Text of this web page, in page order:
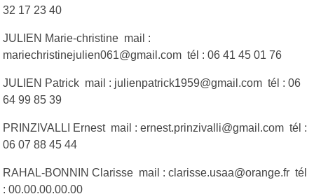
32 17 23 40
JULIEN Marie-christine mail :
mariechristinejulien061@gmail.com tél : 06 41 45 01 76
JULIEN Patrick mail : julienpatrick1959@gmail.com tél : 06
64 99 85 39
PRINZIVALLI Ernest mail : ernest.prinzivalli@gmail.com tél :
06 07 88 45 44
RAHAL-BONNIN Clarisse mail : clarisse.usaa@orange.fr tél
: 00.00.00.00.00